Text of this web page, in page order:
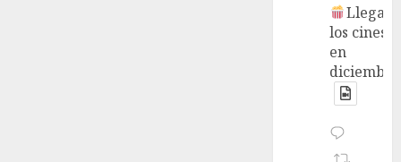
Llega a
los cines
en